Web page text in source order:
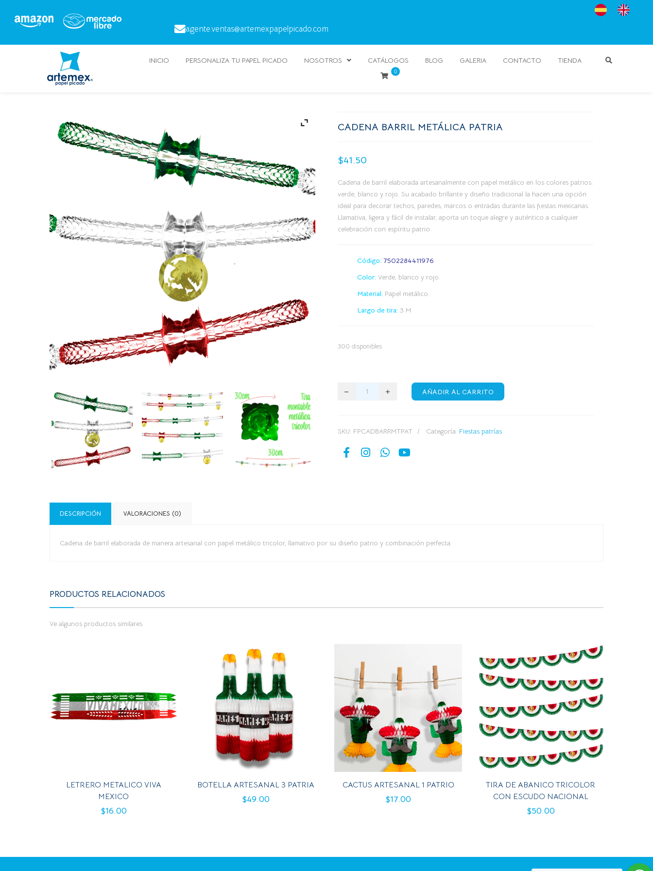
agente.ventas@artemexpapelpicado.com
INICIO PERSONALIZA TU PAPEL PICADO NOSOTROS CATÁLOGOS BLOG GALERIA CONTACTO TIENDA
0
CADENA BARRIL METÁLICA PATRIA
$41.50
Cadena de barril elaborada artesanalmente con papel metálico en los colores patrios:
verde, blanco y rojo. Su acabado brillante y diseño tradicional la hacen una opción
ideal para decorar techos, paredes, marcos o entradas durante las fiestas mexicanas.
Llamativa, ligera y fácil de instalar, aporta un toque alegre y auténtico a cualquier
celebración con espíritu patrio.
Código: 7502284411976
Color:Verde, blanco y rojo.
Material: Papel metálico.
Largo de tira: 3 M
300 disponibles
AÑADIR AL CARRITO
SKU: FPCADBARRMTPAT Categoría: Fiestas patrías
DESCRIPCIÓN VALORACIONES (0)
Cadena de barril elaborada de manera artesanal con papel metálico tricolor, llamativo por su diseño patrio y combinación perfecta
PRODUCTOS RELACIONADOS
Ve algunos productos similares
LETRERO METALICO VIVA
MEXICO
$16.00
BOTELLA ARTESANAL 3 PATRIA
$49.00
CACTUS ARTESANAL 1 PATRIO
$17.00
TIRA DE ABANICO TRICOLOR
CON ESCUDO NACIONAL
$50.00